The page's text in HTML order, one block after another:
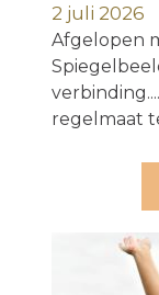
2 juli 2026
Afgelopen
regelmaat